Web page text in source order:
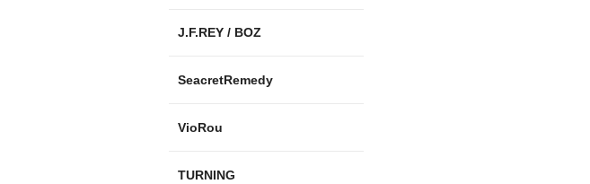
J.F.REY / BOZ
SeacretRemedy
VioRou
TURNING